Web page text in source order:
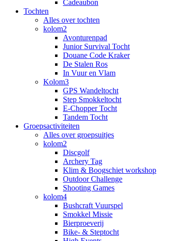
Cadeaubon
Tochten
Alles over tochten
kolom2
Avonturenpad
Junior Survival Tocht
Douane Code Kraker
De Stalen Ros
In Vuur en Vlam
Kolom3
GPS Wandeltocht
Step Smokkeltocht
E-Chopper Tocht
Tandem Tocht
Groepsactiviteiten
Alles over groepsuitjes
kolom2
Discgolf
Archery Tag
Klim & Boogschiet workshop
Outdoor Challenge
Shooting Games
kolom4
Bushcraft Vuurspel
Smokkel Missie
Bierproeverij
Bike- & Steptocht